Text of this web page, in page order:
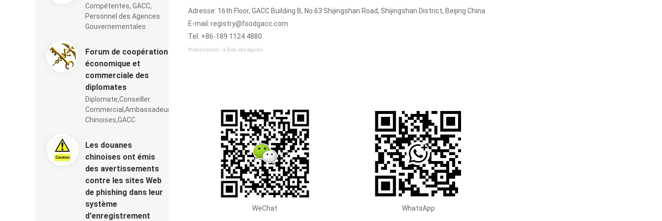
Compétentes, GACC,
Personnel des Agences
Gouvernementales
Forum de coopération
économique et
commerciale des
diplomates
Diplomate,Conseiller
Commercial,Ambassadeur,Douanes
Chinoises,GACC
Les douanes
chinoises ont émis
des avertissements
contre les sites Web
de phishing dans leur
système
d'enregistrement
Adresse: 16th Floor, GACC Building B, No.63 Shijingshan Road, Shijingshan District, Beijing China
E-mail: registry@foodgacc.com
Tel: +86-189 1124 4880
Professionnel • à Bien des égards
WeChat WhatsApp